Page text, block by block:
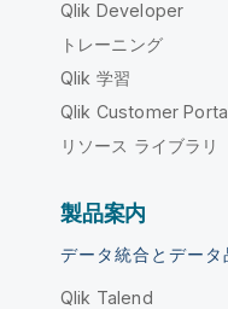
Qlik Developer
トレーニング
Qlik 学習
Qlik Customer
リソース ライブラリ
製品案内
データ統合とデータ
Qlik Talend